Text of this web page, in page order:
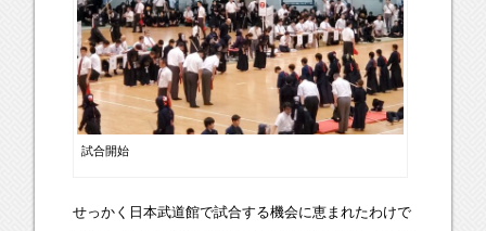
試合開始
せっかく日本武道館で試合する機会に恵まれたわけで